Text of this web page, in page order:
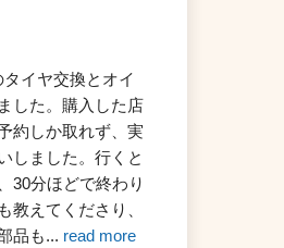
タイヤ交換とオイ
した。購入した店
約しか取れず、実
しました。行くと
30分ほどで終わり
教えてくださり、
品も... read more